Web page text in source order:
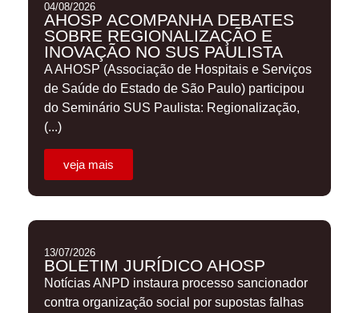
04/08/2026
AHOSP ACOMPANHA DEBATES
SOBRE REGIONALIZAÇÃO E
INOVAÇÃO NO SUS PAULISTA
A AHOSP (Associação de Hospitais e Serviços
de Saúde do Estado de São Paulo) participou
do Seminário SUS Paulista: Regionalização,
(...)
veja mais
13/07/2026
BOLETIM JURÍDICO AHOSP
Notícias ANPD instaura processo sancionador
contra organização social por supostas falhas